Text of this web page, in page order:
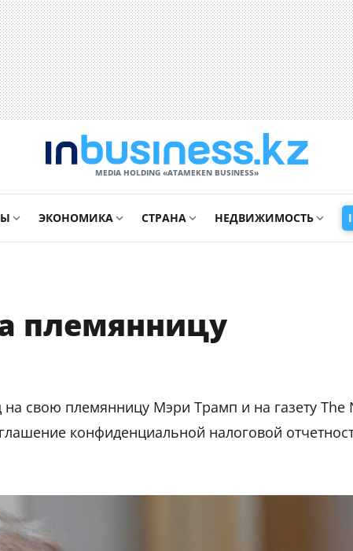
MEDIA HOLDING «ATAMEKЕN BUSINESS»
ЭКОНОМИКА СТРАНА НЕДВИЖИМОСТЬ
племянницу
свою племянницу Мэри Трамп и на газету The
конфиденциальной налоговой